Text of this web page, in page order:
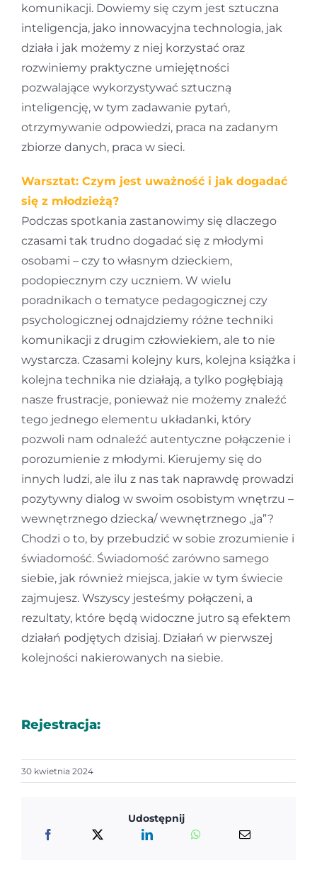
komunikacji. Dowiemy się czym jest sztuczna
inteligencja, jako innowacyjna technologia, jak
działa i jak możemy z niej korzystać oraz
rozwiniemy praktyczne umiejętności
pozwalające wykorzystywać sztuczną
inteligencję, w tym zadawanie pytań,
otrzymywanie odpowiedzi, praca na zadanym
zbiorze danych, praca w sieci.
Warsztat: Czym jest uważność i jak dogadać
się z młodzieżą?
Podczas spotkania zastanowimy się dlaczego
czasami tak trudno dogadać się z młodymi
osobami – czy to własnym dzieckiem,
podopiecznym czy uczniem. W wielu
poradnikach o tematyce pedagogicznej czy
psychologicznej odnajdziemy różne techniki
komunikacji z drugim człowiekiem, ale to nie
wystarcza. Czasami kolejny kurs, kolejna książka i
kolejna technika nie działają, a tylko pogłębiają
nasze frustracje, ponieważ nie możemy znaleźć
tego jednego elementu układanki, który
pozwoli nam odnaleźć autentyczne połączenie i
porozumienie z młodymi. Kierujemy się do
innych ludzi, ale ilu z nas tak naprawdę prowadzi
pozytywny dialog w swoim osobistym wnętrzu –
wewnętrznego dziecka/ wewnętrznego „ja”?
Chodzi o to, by przebudzić w sobie zrozumienie i
świadomość. Świadomość zarówno samego
siebie, jak również miejsca, jakie w tym świecie
zajmujesz. Wszyscy jesteśmy połączeni, a
rezultaty, które będą widoczne jutro są efektem
działań podjętych dzisiaj. Działań w pierwszej
kolejności nakierowanych na siebie.
Rejestracja:
30 kwietnia 2024
Udostępnij